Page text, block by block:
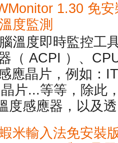
1.30 免
度監測
溫度即時監控工
（ ACPI ）、
應晶片，例如：
片...等等，除此
度感應器，以及
米輸入法免安裝